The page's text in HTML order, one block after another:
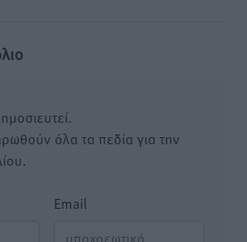
όλα τα πεδία για την
Email